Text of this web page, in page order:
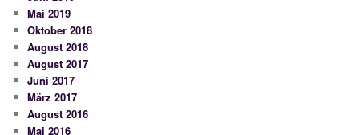
Mai 2019
Oktober 2018
August 2018
August 2017
Juni 2017
März 2017
August 2016
Mai 2016